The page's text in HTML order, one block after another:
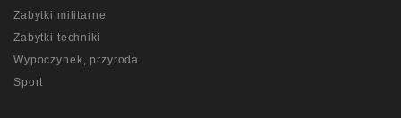
Zabytki militarne
Zabytki techniki
Wypoczynek, przyroda
Sport